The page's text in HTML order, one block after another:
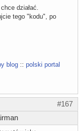
działać.
tego "kodu", po
blog :: polski portal
#167